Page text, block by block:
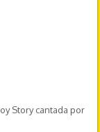
Story cantada por